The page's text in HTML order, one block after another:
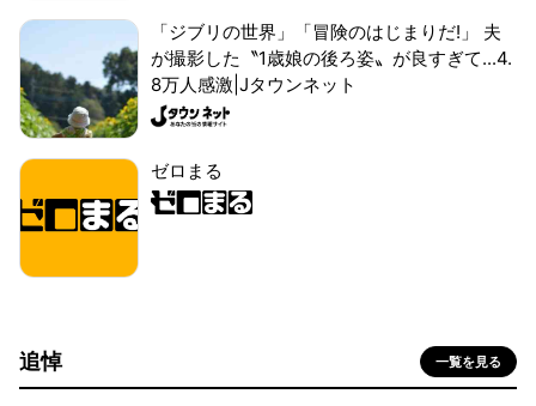
「ジブリの世界」「冒険のはじまりだ!」 夫
が撮影した〝1歳娘の後ろ姿〟が良すぎて...4.
8万人感激|Jタウンネット
ゼロまる
追悼 一覧を見る